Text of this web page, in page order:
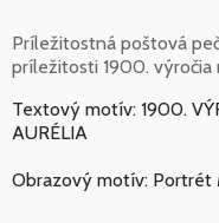
Príležitostná poštová
príležitosti 1900. výročia
Textový motív: 1900.
AURÉLIA
Obrazový motív: Portrét